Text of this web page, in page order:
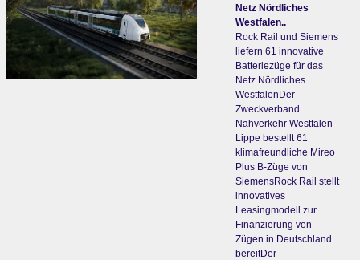
Netz Nördliches
Westfalen..
Rock Rail und Siemens
liefern 61 innovative
Batteriezüge für das
Netz Nördliches
WestfalenDer
Zweckverband
Nahverkehr Westfalen-
Lippe bestellt 61
klimafreundliche Mireo
Plus B-Züge von
SiemensRock Rail stellt
innovatives
Leasingmodell zur
Finanzierung von
Zügen in Deutschland
bereitDer